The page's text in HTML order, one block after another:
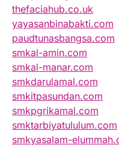
thefaciahub.co.uk
yayasanbinabakti.com
paudtunasbangsa.com
smkal-amin.com
smkal-manar.com
smkdarulamal.com
smkitpasundan.com
smkpgrikamal.com
smktarbiyatululum.com
smkyasalam-